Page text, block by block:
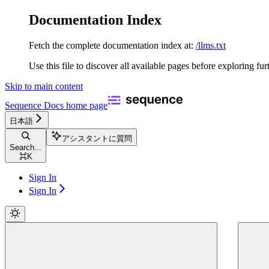
Documentation Index
Fetch the complete documentation index at: /llms.txt
Use this file to discover all available pages before exploring
Skip to main content
Sequence Docs home page
日本語
Search...
⌘K
アシスタントに質問
Sign In
Sign In